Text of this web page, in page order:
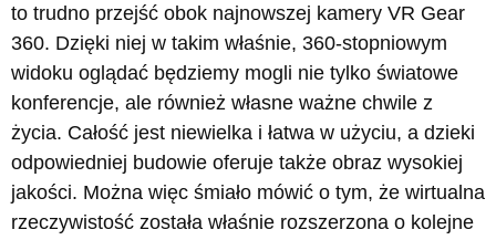
to trudno przejść obok najnowszej kamery VR Gear
360. Dzięki niej w takim właśnie, 360-stopniowym
widoku oglądać będziemy mogli nie tylko światowe
konferencje, ale również własne ważne chwile z
życia. Całość jest niewielka i łatwa w użyciu, a dzieki
odpowiedniej budowie oferuje także obraz wysokiej
jakości. Można więc śmiało mówić o tym, że wirtualna
rzeczywistość została właśnie rozszerzona o kolejne